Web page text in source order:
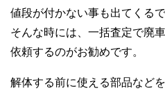
値段が付かない事も出てくるで
そんな時には、一括査定で廃
依頼するのがお勧めです。
解体する前に使える部品など